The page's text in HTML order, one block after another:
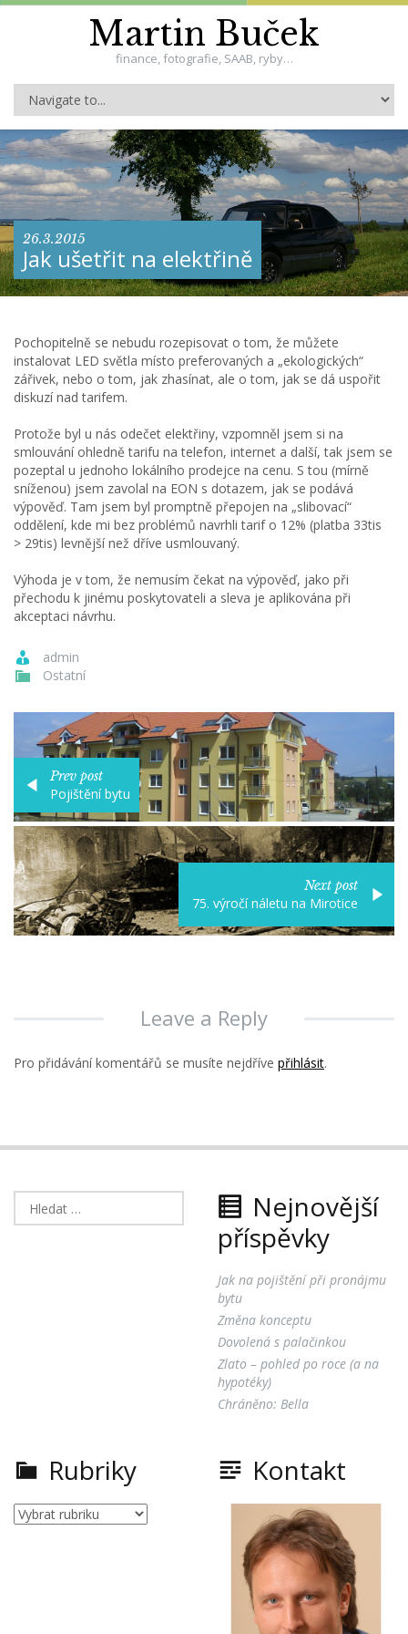
Martin Buček
finance, fotografie, SAAB, ryby…
26.3.2015
Jak ušetřit na elektřině
Pochopitelně se nebudu rozepisovat o tom, že můžete
instalovat LED světla místo preferovaných a „ekologických“
zářivek, nebo o tom, jak zhasínat, ale o tom, jak se dá uspořit
diskuzí nad tarifem.
Protože byl u nás odečet elektřiny, vzpomněl jsem si na
smlouvání ohledně tarifu na telefon, internet a další, tak jsem se
pozeptal u jednoho lokálního prodejce na cenu. S tou (mírně
sníženou) jsem zavolal na EON s dotazem, jak se podává
výpověď. Tam jsem byl promptně přepojen na „slibovací“
oddělení, kde mi bez problémů navrhli tarif o 12% (platba 33tis
> 29tis) levnější než dříve usmlouvaný.
Výhoda je v tom, že nemusím čekat na výpověď, jako při
přechodu k jinému poskytovateli a sleva je aplikována při
akceptaci návrhu.
admin
Ostatní
Prev post
Pojištění bytu
Next post
75. výročí náletu na Mirotice
Leave a Reply
Pro přidávání komentářů se musíte nejdříve přihlásit.
Vyhledávání
Nejnovější
příspěvky
Jak na pojištění při pronájmu
bytu
Změna konceptu
Dovolená s palačinkou
Zlato – pohled po roce (a na
hypotéky)
Chráněno: Bella
Rubriky
Rubriky
Kontakt